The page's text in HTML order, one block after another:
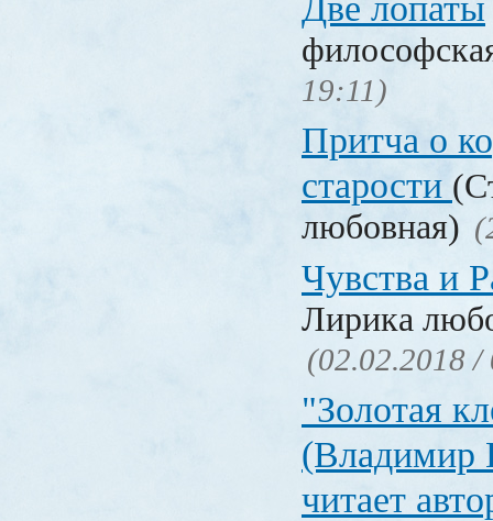
19:11)
Притча о
старости
любовная)
Чувства и
Лирика
(02.02.2018 /
"Золотая
(Владимир
читает